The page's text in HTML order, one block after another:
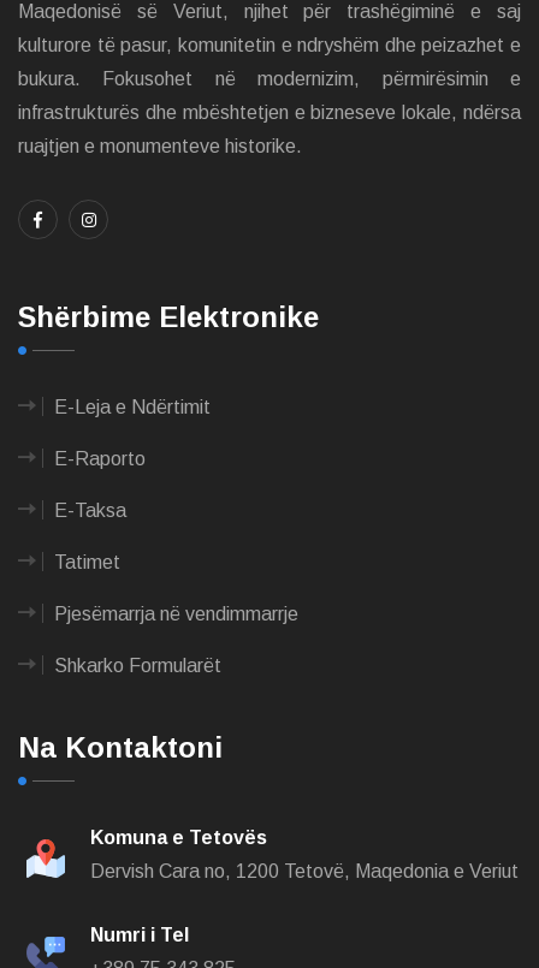
Maqedonisë së Veriut, njihet për trashëgiminë e saj
kulturore të pasur, komunitetin e ndryshëm dhe peizazhet e
bukura. Fokusohet në modernizim, përmirësimin e
infrastrukturës dhe mbështetjen e bizneseve lokale, ndërsa
ruajtjen e monumenteve historike.
Shërbime Elektronike
E-Leja e Ndërtimit
E-Raporto
E-Taksa
Tatimet
Pjesëmarrja në vendimmarrje
Shkarko Formularët
Na Kontaktoni
Komuna e Tetovës
Dervish Cara no, 1200 Tetovë, Maqedonia e Veriut
Numri i Tel